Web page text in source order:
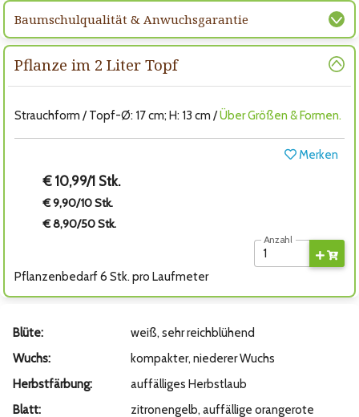
Baumschulqualität & Anwuchsgarantie
Pflanze im 2 Liter Topf
Strauchform / Topf-Ø: 17 cm; H: 13 cm /Über Größen & Formen.
Merken
€ 10,99/1 Stk.
€ 9,90/10 Stk.
€ 8,90/50 Stk.
Anzahl
Pflanzenbedarf 6 Stk. pro Laufmeter
Blüte:
weiß, sehr reichblühend
Wuchs:
kompakter, niederer Wuchs
Herbstfärbung:
auffälliges Herbstlaub
Blatt:
zitronengelb, auffällige orangerote